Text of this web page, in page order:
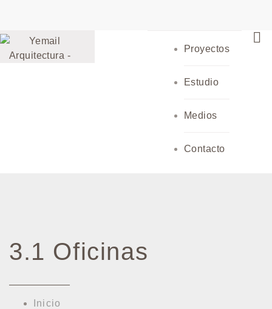
Proyectos
Estudio
Medios
Contacto
3.1 Oficinas
Inicio